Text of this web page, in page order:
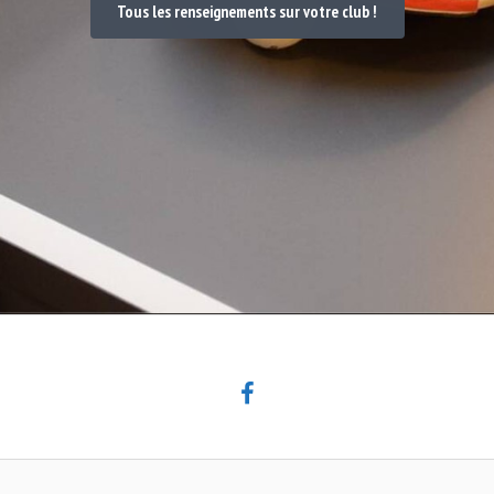
Tous les renseignements sur votre club !